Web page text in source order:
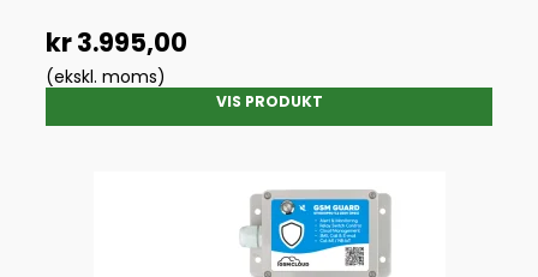
kr 3.995,00
(ekskl. moms)
VIS PRODUKT